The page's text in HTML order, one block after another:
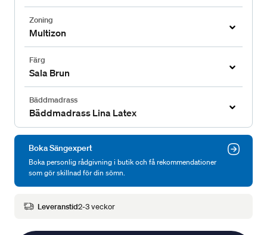
Zoning
Multizon
Färg
Sala Brun
Bäddmadrass
Bäddmadrass Lina Latex
Boka Sängexpert
Boka personlig rådgivning i butik och få rekommendationer
som gör skillnad för din sömn.
Leveranstid2-3 veckor